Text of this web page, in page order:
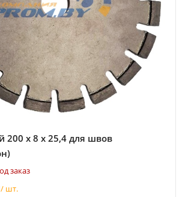
200 x 8 x 25,4 для швов
заказ
шт.